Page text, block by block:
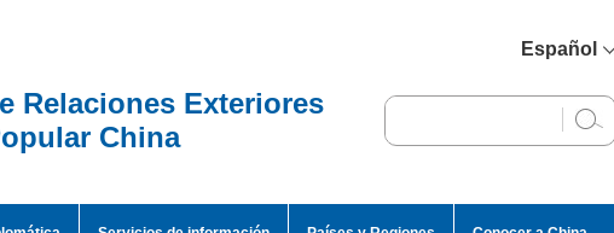
Español
English
Relaciones Exteriores
China